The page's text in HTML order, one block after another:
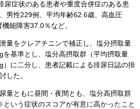
尿症状のある患者や重度合併症のある患
男性229例、平均年齢62.6歳、高血圧
能障害37.0％など。
量をクレアチニンで補正し、塩分摂取量
を基準とし、塩分高摂取群（平均摂取量
）に二分し、患者記載による排尿日誌の排
した。
量ともに昼間・夜間とも、塩分高摂取群
いう症状のスコアが有意に高かったこと